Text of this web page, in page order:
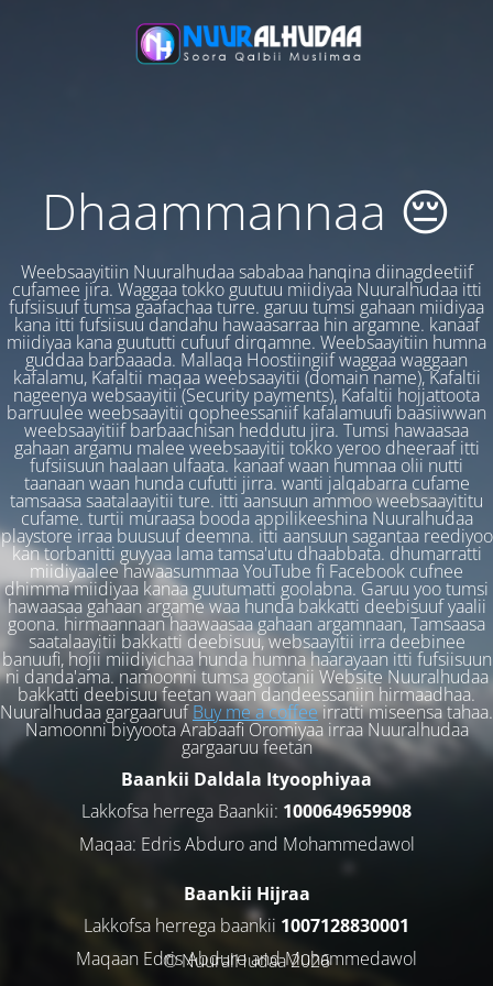
Dhaammannaa 😔
Weebsaayitiin Nuuralhudaa sababaa hanqina diinagdeetiif
cufamee jira. Waggaa tokko guutuu miidiyaa Nuuralhudaa itti
fufsiisuuf tumsa gaafachaa turre. garuu tumsi gahaan miidiyaa
kana itti fufsiisuu dandahu hawaasarraa hin argamne. kanaaf
miidiyaa kana guututti cufuuf dirqamne. Weebsaayitiin humna
guddaa barbaaada. Mallaqa Hoostiingiif waggaa waggaan
kafalamu, Kafaltii maqaa weebsaayitii (domain name), Kafaltii
nageenya websaayitii (Security payments), Kafaltii hojjattoota
barruulee weebsaayitii qopheessaniif kafalamuufi baasiiwwan
weebsaayitiif barbaachisan heddutu jira. Tumsi hawaasaa
gahaan argamu malee weebsaayitii tokko yeroo dheeraaf itti
fufsiisuun haalaan ulfaata. kanaaf waan humnaa olii nutti
taanaan waan hunda cufutti jirra. wanti jalqabarra cufame
tamsaasa saatalaayitii ture. itti aansuun ammoo weebsaayititu
cufame. turtii muraasa booda appilikeeshina Nuuralhudaa
playstore irraa buusuuf deemna. itti aansuun sagantaa reediyoo
kan torbanitti guyyaa lama tamsa'utu dhaabbata. dhumarratti
miidiyaalee hawaasummaa YouTube fi Facebook cufnee
dhimma miidiyaa kanaa guutumatti goolabna. Garuu yoo tumsi
hawaasaa gahaan argame waa hunda bakkatti deebisuuf yaalii
goona. hirmaannaan haawaasaa gahaan argamnaan, Tamsaasa
saatalaayitii bakkatti deebisuu, websaayitii irra deebinee
banuufi, hojii miidiyichaa hunda humna haarayaan itti fufsiisuun
ni danda'ama. namoonni tumsa gootanii Website Nuuralhudaa
bakkatti deebisuu feetan waan dandeessaniin hirmaadhaa.
Nuuralhudaa gargaaruufBuy me a coffeeirratti miseensa tahaa.
Namoonni biyyoota Arabaafi Oromiyaa irraa Nuuralhudaa
gargaaruu feetan
Baankii Daldala Ityoophiyaa
Lakkofsa herrega Baankii: 1000649659908
Maqaa: Edris Abduro and Mohammedawol
Baankii Hijraa
Lakkofsa herrega baankii 1007128830001
Maqaan Edris Abduro and Muhammedawol
© NuuralHudaa 2026